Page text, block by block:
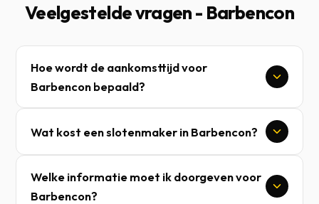
Veelgestelde vragen - Barbencon
Hoe wordt de aankomsttijd voor
Barbencon bepaald?
Wat kost een slotenmaker in Barbencon?
Welke informatie moet ik doorgeven voor
Barbencon?